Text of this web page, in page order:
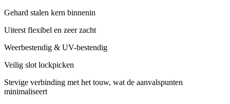
Gehard stalen kern binnenin
Uiterst flexibel en zeer zacht
Weerbestendig & UV-bestendig
Veilig slot lockpicken
Stevige verbinding met het touw, wat de aanvalspunten
minimaliseert